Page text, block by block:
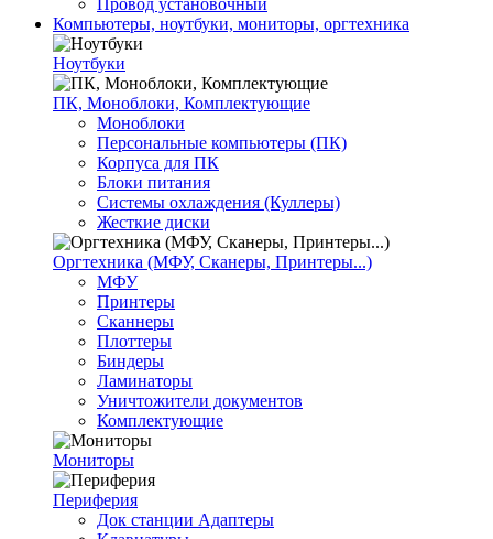
Провод установочный
Компьютеры, ноутбуки, мониторы, оргтехника
Ноутбуки
ПК, Моноблоки, Комплектующие
Моноблоки
Персональные компьютеры (ПК)
Корпуса для ПК
Блоки питания
Системы охлаждения (Куллеры)
Жесткие диски
Оргтехника (МФУ, Сканеры, Принтеры...)
МФУ
Принтеры
Сканнеры
Плоттеры
Биндеры
Ламинаторы
Уничтожители документов
Комплектующие
Мониторы
Периферия
Док станции Адаптеры